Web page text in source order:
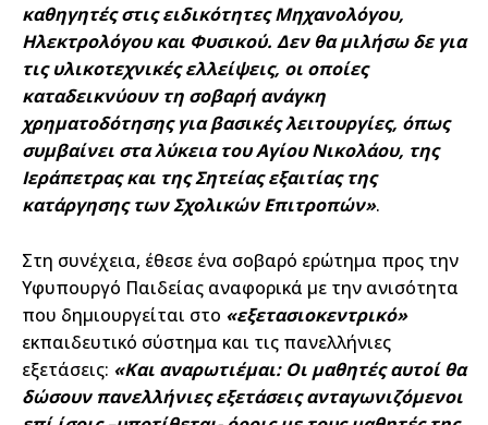
καθηγητές στις ειδικότητες Μηχανολόγου,
Ηλεκτρολόγου και Φυσικού. Δεν θα μιλήσω δε για
τις υλικοτεχνικές ελλείψεις, οι οποίες
καταδεικνύουν τη σοβαρή ανάγκη
χρηματοδότησης για βασικές λειτουργίες, όπως
συμβαίνει στα λύκεια του Αγίου Νικολάου, της
Ιεράπετρας και της Σητείας εξαιτίας της
κατάργησης των Σχολικών Επιτροπών».
Στη συνέχεια, έθεσε ένα σοβαρό ερώτημα προς την
Υφυπουργό Παιδείας αναφορικά με την ανισότητα
που δημιουργείται στο «εξετασιοκεντρικό»
εκπαιδευτικό σύστημα και τις πανελλήνιες
εξετάσεις: «Και αναρωτιέμαι: Οι μαθητές αυτοί θα
δώσουν πανελλήνιες εξετάσεις ανταγωνιζόμενοι